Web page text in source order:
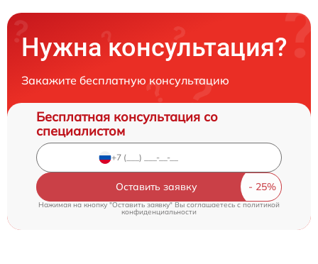
Нужна консультация?
Закажите бесплатную консультацию
Бесплатная консультация со
специалистом
Оставить заявку
Нажимая на кнопку "Оставить заявку" Вы соглашаетесь cполитикой
конфиденциальности